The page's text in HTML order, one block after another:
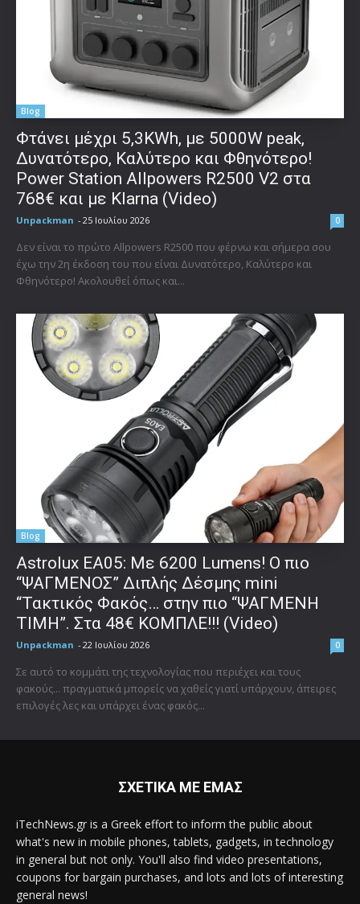
Blog
Φτάνει μέχρι 5,3KWh, με 5000W peak,
Δυνατότερο, Καλύτερο και Φθηνότερο!
Power Station Allpowers R2500 V2 στα
768€ και με Klarna (Video)
Unpackman - 25 Ιουλίου 2026 0
Δεν είναι το πρώτο Allpowers R2500 που φέρνω και σήμερα σου
έχω την 2η έκδοση του που είναι Δυνατότερο, Καλύτερο και
Φθηνότερο! Ακολουθεί όπως και...
Blog
Astrolux ΕΑ05: Με 6200 Lumens! Ο πιο
“ΨΑΓΜΕΝΟΣ” Διπλής Δέσμης mini
“Τακτικός Φακός… στην πιο “ΨΑΓΜΕΝΗ
ΤΙΜΗ”. Στα 48€ ΚΟΜΠΛΕ!!! (Video)
Unpackman - 22 Ιουλίου 2026 0
Σε αυτό το κομμάτι της τεχνολογίας που περιέχει και τους
φακούς... πραγματικά μπορείς να χαθείς γιατί υπάρχουν, άπειρες
επιλογές λες και υπάρχει ένας φακός...
ΣΧΕΤΙΚΑ ΜΕ ΕΜΑΣ
iTechNews.gr is a Greek effort to inform the public about
what's new in mobile phones, tablets, gadgets, in technology
in general but not only. You'll also find video presentations,
coupons for bargain purchases, and lots and lots of interesting
general news!